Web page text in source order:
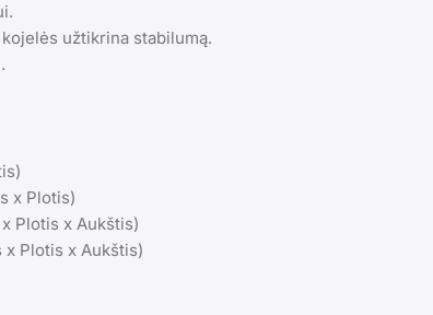
užtikrina stabilumą.
x Plotis)
Plotis x Aukštis)
Plotis x Aukštis)